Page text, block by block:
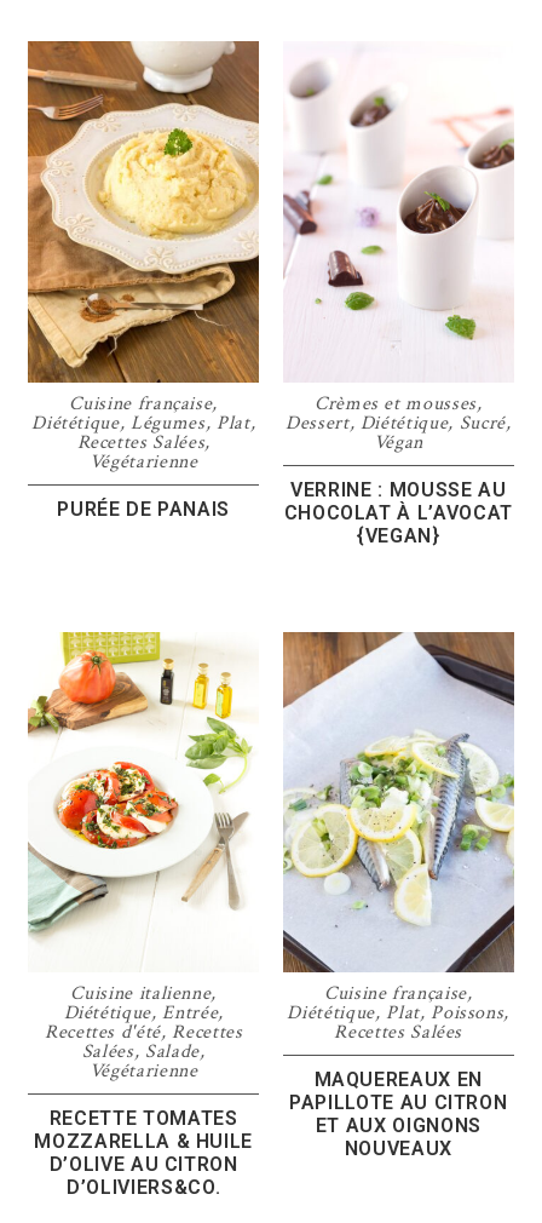
Cuisine française,
Diététique,Légumes, Plat,
Recettes Salées,
Végétarienne
PURÉE DE PANAIS
Crèmes et mousses,
Dessert, Diététique, Sucré,
Végan
VERRINE : MOUSSE AU
CHOCOLAT À L’AVOCAT
{VEGAN}
Cuisine italienne,
Diététique,Entrée,
Recettes d'été,Recettes
Salées, Salade,
Végétarienne
RECETTE TOMATES
MOZZARELLA & HUILE
D’OLIVE AU CITRON
D’OLIVIERS&CO.
Cuisine française,
Diététique, Plat, Poissons,
Recettes Salées
MAQUEREAUX EN
PAPILLOTE AU CITRON
ET AUX OIGNONS
NOUVEAUX